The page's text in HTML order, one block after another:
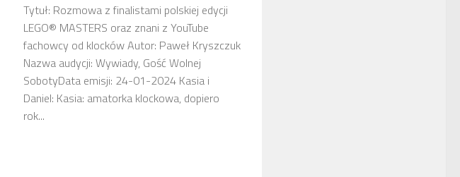
Tytuł: Rozmowa z finalistami polskiej edycji
LEGO® MASTERS oraz znani z YouTube
fachowcy od klocków Autor: Paweł Kryszczuk
Nazwa audycji: Wywiady, Gość Wolnej
SobotyData emisji: 24-01-2024 Kasia i
Daniel: Kasia: amatorka klockowa, dopiero
rok...